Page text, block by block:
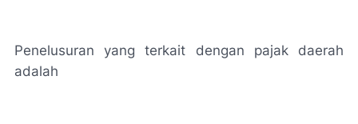
Penelusuran yang terkait dengan pajak daerah
adalah